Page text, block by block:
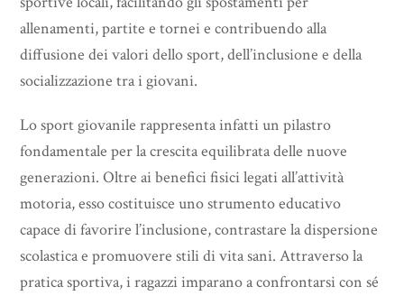
allenamenti, partite e tornei e contribuendo alla
diffusione dei valori dello sport, dell’inclusione e della
socializzazione tra i giovani.
Lo sport giovanile rappresenta infatti un pilastro
fondamentale per la crescita equilibrata delle nuove
generazioni. Oltre ai benefici fisici legati all’attività
motoria, esso costituisce uno strumento educativo
capace di favorire l’inclusione, contrastare la dispersione
scolastica e promuovere stili di vita sani. Attraverso la
pratica sportiva, i ragazzi imparano a confrontarsi con sé